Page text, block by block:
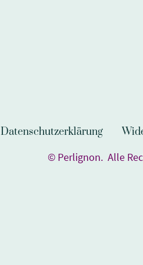
Datenschutzerklärung
© Perlignon. Alle